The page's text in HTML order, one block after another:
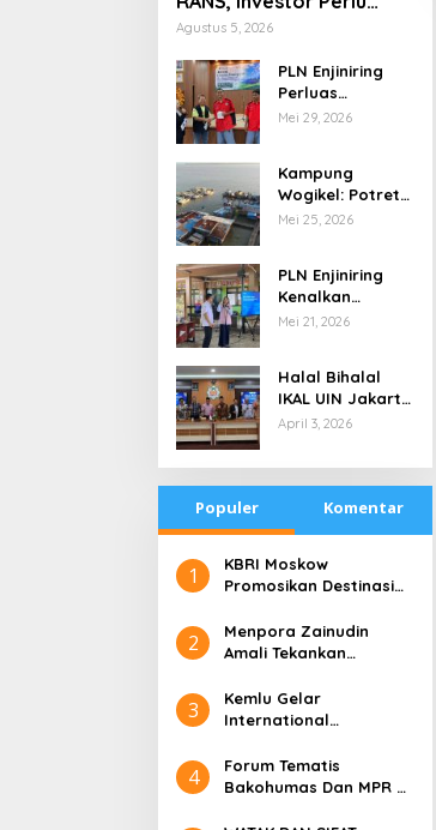
Cermati Fundamental
Spekulasi Berlebihan
Agustus 5, 2026
PLN Enjiniring
Perluas
Wawasan Siswa
Perubahan Iklim
Mei 29, 2026
Kampung
Wogikel: Potret
Kehidupan
yang Bertahan
di Tengah
Keterbatasan
Mei 25, 2026
PLN Enjiniring
Kenalkan
Teknologi Energi
Mei 21, 2026
Halal Bihalal
IKAL UIN Jakarta
NTB, Alumni UIN
April 3, 2026
Populer Komentar
1
​KBRI Moskow
Promosikan Destinasi
Bali’
2
​Menpora Zainudin
Amali Tekankan
untuk DBON
3
​Kemlu Gelar
International
Diplomacy (ICDD)
4
Forum Tematis
Bakohumas Dan MPR RI